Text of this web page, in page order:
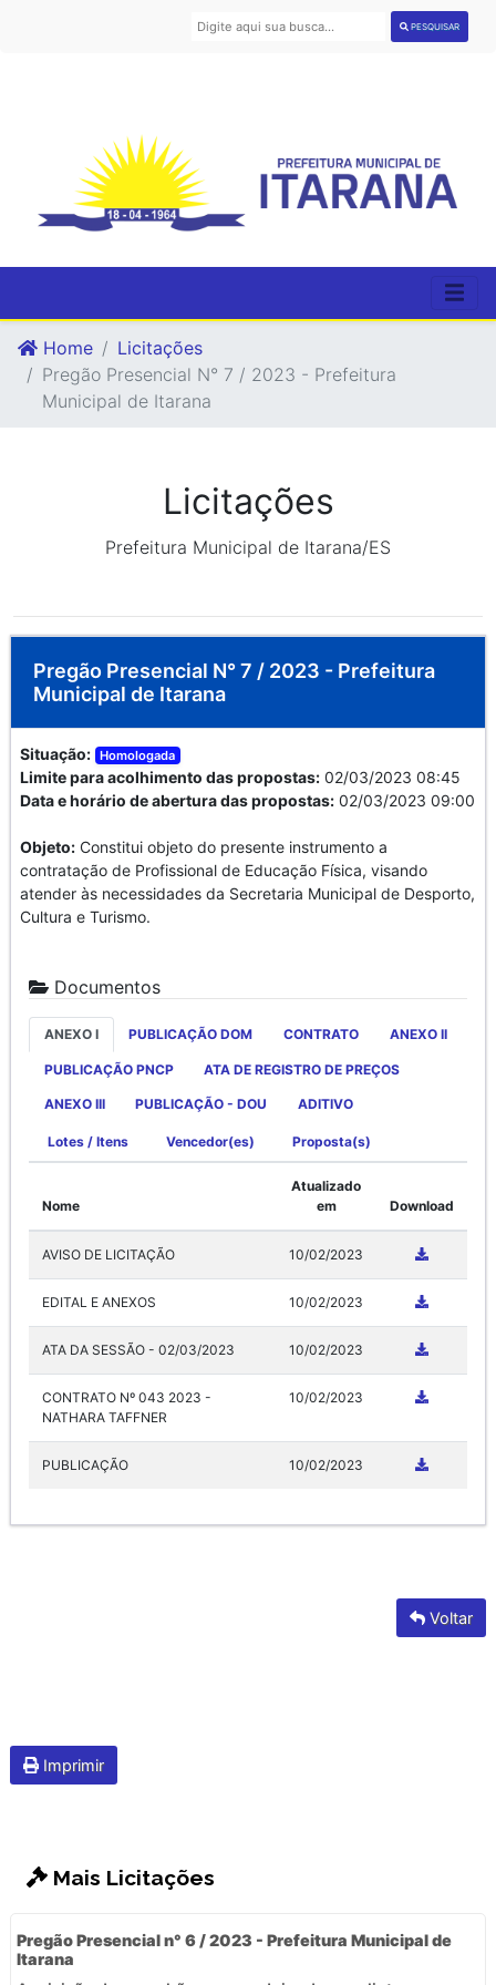
PESQUISAR
Home
Licitações
Pregão Presencial N° 7 / 2023 - Prefeitura
Municipal de Itarana
Licitações
Prefeitura Municipal de Itarana/ES
Pregão Presencial N° 7 / 2023 - Prefeitura
Municipal de Itarana
Situação: Homologada
Limite para acolhimento das propostas: 02/03/2023 08:45
Data e horário de abertura das propostas: 02/03/2023 09:00
Objeto: Constitui objeto do presente instrumento a
contratação de Profissional de Educação Física, visando
atender às necessidades da Secretaria Municipal de Desporto,
Cultura e Turismo.
Documentos
ANEXO I PUBLICAÇÃO DOM CONTRATO ANEXO II
PUBLICAÇÃO PNCP ATA DE REGISTRO DE PREÇOS
ANEXO III PUBLICAÇÃO - DOU ADITIVO
Lotes / Itens Vencedor(es) Proposta(s)
Nome
Atualizado
em
Download
AVISO DE LICITAÇÃO 10/02/2023
EDITAL E ANEXOS 10/02/2023
ATA DA SESSÃO - 02/03/2023 10/02/2023
CONTRATO Nº 043 2023 -
NATHARA TAFFNER
10/02/2023
PUBLICAÇÃO 10/02/2023
Voltar
Imprimir
Mais Licitações
Pregão Presencial n° 6 / 2023 - Prefeitura Municipal de
Itarana